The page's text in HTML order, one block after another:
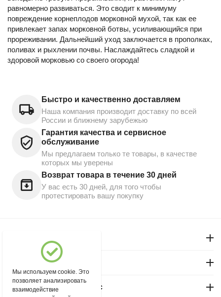
равномерно развиваться. Это сводит к минимуму
повреждение корнеплодов морковной мухой, так как ее
привлекает запах морковной ботвы, усиливающийся при
прореживании. Дальнейший уход заключается в прополках,
поливах и рыхлении почвы. Наслаждайтесь сладкой и
здоровой морковью со своего огорода!
Быстро и качественно доставляем
Наша компания производит доставку по всей
России и ближнему зарубежью
Гарантия качества и сервисное
обслуживание
Мы предлагаем только те товары, в качестве
которых мы уверены
Возврат товара в течение 30 дней
У вас есть 30 дней, для того чтобы
протестировать вашу покупку
Магазин "Северный"
Покупательский сервис
Мы используем cookie. Это
позволяет анализировать
взаимодействие